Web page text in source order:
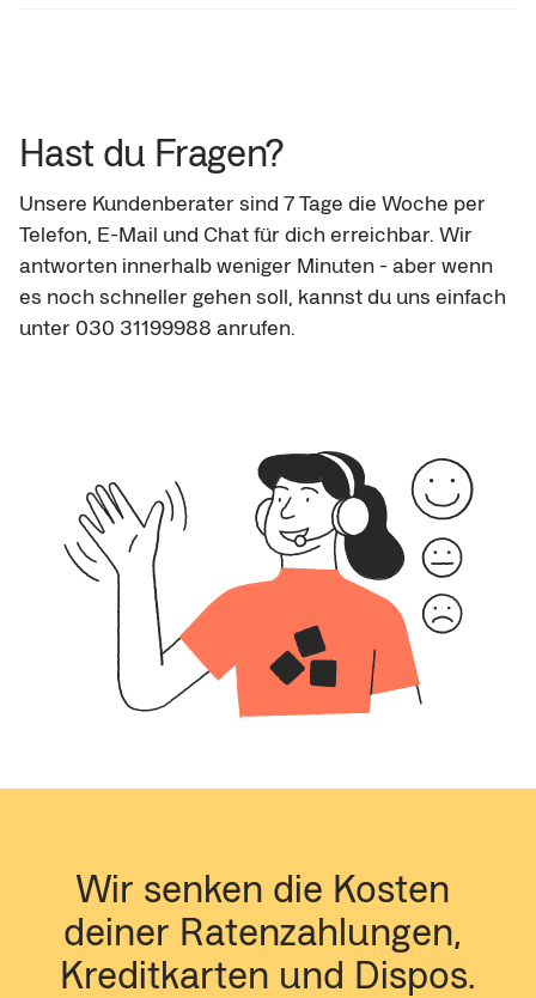
Hast du Fragen?
Unsere Kundenberater sind 7 Tage die Woche per
Telefon, E-Mail und Chat für dich erreichbar. Wir
antworten innerhalb weniger Minuten - aber wenn
es noch schneller gehen soll, kannst du uns einfach
unter 030 31199988 anrufen.
Wir senken die Kosten
deiner Ratenzahlungen,
Kreditkarten und Dispos.